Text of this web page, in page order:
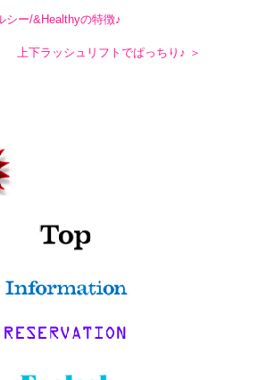
シー/&Healthyの特徴♪
上下ラッシュリフトでぱっちり♪ ＞